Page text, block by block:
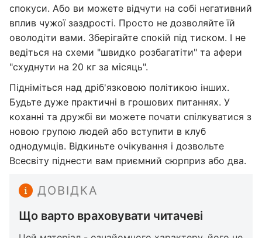
спокуси. Або ви можете відчути на собі негативний
вплив чужої заздрості. Просто не дозволяйте їй
оволодіти вами. Зберігайте спокій під тиском. І не
ведіться на схеми "швидко розбагатіти" та афери
"схуднути на 20 кг за місяць".
Підніміться над дріб'язковою політикою інших.
Будьте дуже практичні в грошових питаннях. У
коханні та дружбі ви можете почати спілкуватися з
новою групою людей або вступити в клуб
однодумців. Відкиньте очікування і дозвольте
Всесвіту піднести вам приємний сюрприз або два.
ДОВІДКА
Що варто враховувати читачеві